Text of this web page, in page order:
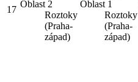
17
Oblast 2
Roztoky
(Praha-
západ)
Oblast 1
Roztoky
(Praha-
západ)